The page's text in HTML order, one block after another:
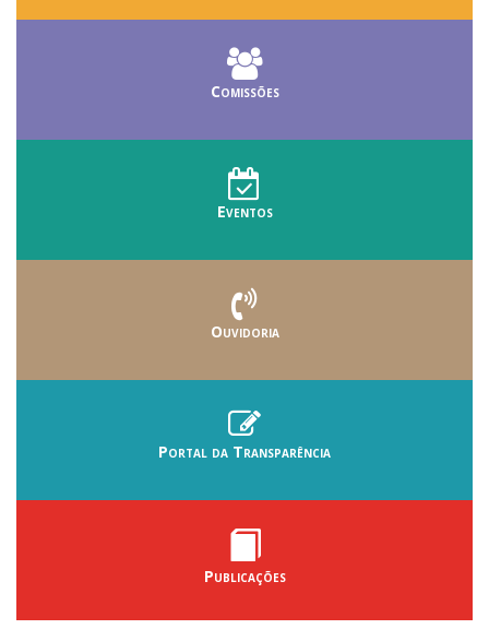
Comissões
Eventos
Ouvidoria
Portal da Transparência
Publicações